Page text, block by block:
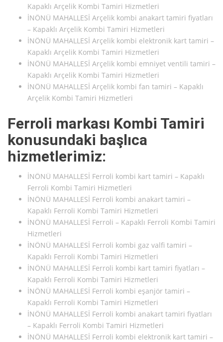
Kapaklı Arçelik Kombi Tamiri Hizmetleri
İNÖNÜ MAHALLESİ Arçelik kombi anakart tamiri fiyatları
– Kapaklı Arçelik Kombi Tamiri Hizmetleri
İNÖNÜ MAHALLESİ Arçelik kombi elektronik kart tamiri –
Kapaklı Arçelik Kombi Tamiri Hizmetleri
İNÖNÜ MAHALLESİ Arçelik kombi emniyet ventili tamiri –
Kapaklı Arçelik Kombi Tamiri Hizmetleri
İNÖNÜ MAHALLESİ Arçelik kombi fan tamiri – Kapaklı
Arçelik Kombi Tamiri Hizmetleri
Ferroli markası Kombi Tamiri
konusundaki başlıca
hizmetlerimiz:
İNÖNÜ MAHALLESİ Ferroli kombi kart tamiri – Kapaklı
Ferroli Kombi Tamiri Hizmetleri
İNÖNÜ MAHALLESİ Ferroli kombi anakart tamiri –
Kapaklı Ferroli Kombi Tamiri Hizmetleri
İNÖNÜ MAHALLESİ Ferroli – Kapaklı Ferroli Kombi Tamiri
Hizmetleri
İNÖNÜ MAHALLESİ Ferroli kombi gaz valfi tamiri –
Kapaklı Ferroli Kombi Tamiri Hizmetleri
İNÖNÜ MAHALLESİ Ferroli kombi kart tamiri fiyatları –
Kapaklı Ferroli Kombi Tamiri Hizmetleri
İNÖNÜ MAHALLESİ Ferroli kombi eşanjör tamiri –
Kapaklı Ferroli Kombi Tamiri Hizmetleri
İNÖNÜ MAHALLESİ Ferroli kombi anakart tamiri fiyatları
– Kapaklı Ferroli Kombi Tamiri Hizmetleri
İNÖNÜ MAHALLESİ Ferroli kombi elektronik kart tamiri –